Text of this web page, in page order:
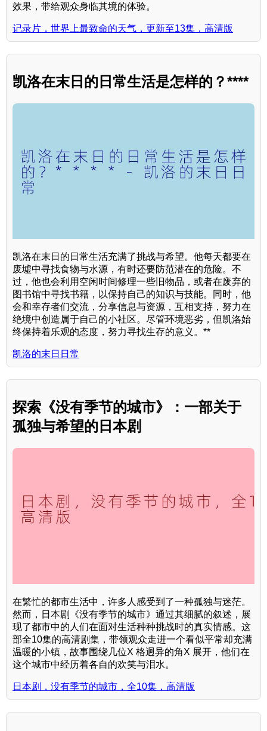
效果，带给观众身临其境的体验。
记录片，世界上最致命的天气，更新至13集，高清版
凯洛在末日的日常生活是怎样的？****
凯洛在末日的日常生活充满了挑战与希望。他每天都要在
废墟中寻找食物与水源，有时还要防范潜在的危险。不
过，他也会利用空闲时间修理一些旧物品，或者在废弃的
图书馆中寻找书籍，以保持自己的知识与技能。同时，他
会和幸存者们交流，分享信息与资源，互相支持，努力在
绝境中创造属于自己的小社区。尽管环境恶劣，但凯洛始
终保持着乐观的态度，努力寻找生存的意义。**
凯洛的末日日常
探索《没有季节的城市》：一部关于
孤独与希望的日本剧
在繁忙的都市生活中，许多人感受到了一种孤独与迷茫。
然而，日本剧《没有季节的城市》通过其细腻的叙述，展
现了都市中的人们在面对生活种种挑战时的真实情感。这
部全10集的高清剧集，带领观众走进一个看似平常却充满
温暖的小镇，故事围绕几位X 格迥异的角X 展开，他们在
这个城市中经历着各自的欢笑与泪水。
日本剧，没有季节的城市，全10集，高清版